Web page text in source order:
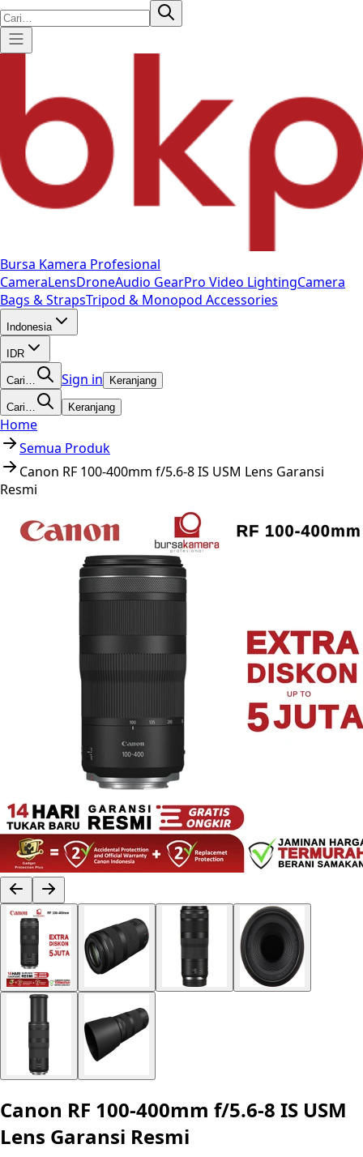
Bursa Kamera Profesional
CameraLensDroneAudio GearPro Video LightingCamera
Bags & StrapsTripod & Monopod Accessories
Indonesia
IDR
Cari… Sign in Keranjang
Cari… Keranjang
Home
Semua Produk
Canon RF 100-400mm f/5.6-8 IS USM Lens Garansi
Resmi
Canon RF 100-400mm f/5.6-8 IS USM
Lens Garansi Resmi